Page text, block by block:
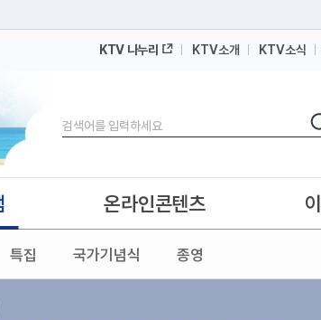
KTV 나누리 KTV소개 KTV소식
검색
특집 국가기념식 종영
온라인콘텐츠